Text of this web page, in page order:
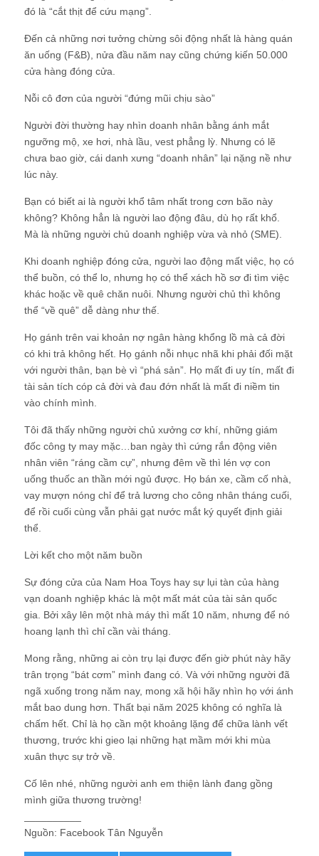
đó là “cắt thịt để cứu mạng”.
Đến cả những nơi tưởng chừng sôi động nhất là hàng quán
ăn uống (F&B), nửa đầu năm nay cũng chứng kiến 50.000
cửa hàng đóng cửa.
Nỗi cô đơn của người “đứng mũi chịu sào”
Người đời thường hay nhìn doanh nhân bằng ánh mắt
ngưỡng mộ, xe hơi, nhà lầu, vest phẳng lỳ. Nhưng có lẽ
chưa bao giờ, cái danh xưng “doanh nhân” lại nặng nề như
lúc này.
Bạn có biết ai là người khổ tâm nhất trong cơn bão này
không? Không hẳn là người lao động đâu, dù họ rất khổ.
Mà là những người chủ doanh nghiệp vừa và nhỏ (SME).
Khi doanh nghiệp đóng cửa, người lao động mất việc, họ có
thể buồn, có thể lo, nhưng họ có thể xách hồ sơ đi tìm việc
khác hoặc về quê chăn nuôi. Nhưng người chủ thì không
thể “về quê” dễ dàng như thế.
Họ gánh trên vai khoản nợ ngân hàng khổng lồ mà cả đời
có khi trả không hết. Họ gánh nỗi nhục nhã khi phải đối mặt
với người thân, bạn bè vì “phá sản”. Họ mất đi uy tín, mất đi
tài sản tích cóp cả đời và đau đớn nhất là mất đi niềm tin
vào chính mình.
Tôi đã thấy những người chủ xưởng cơ khí, những giám
đốc công ty may mặc…ban ngày thì cứng rắn động viên
nhân viên “ráng cầm cự”, nhưng đêm về thì lén vợ con
uống thuốc an thần mới ngủ được. Họ bán xe, cầm cố nhà,
vay mượn nóng chỉ để trả lương cho công nhân tháng cuối,
để rồi cuối cùng vẫn phải gạt nước mắt ký quyết định giải
thể.
Lời kết cho một năm buồn
Sự đóng cửa của Nam Hoa Toys hay sự lụi tàn của hàng
vạn doanh nghiệp khác là một mất mát của tài sản quốc
gia. Bởi xây lên một nhà máy thì mất 10 năm, nhưng để nó
hoang lạnh thì chỉ cần vài tháng.
Mong rằng, những ai còn trụ lại được đến giờ phút này hãy
trân trọng “bát cơm” mình đang có. Và với những người đã
ngã xuống trong năm nay, mong xã hội hãy nhìn họ với ánh
mắt bao dung hơn. Thất bại năm 2025 không có nghĩa là
chấm hết. Chỉ là họ cần một khoảng lặng để chữa lành vết
thương, trước khi gieo lại những hạt mầm mới khi mùa
xuân thực sự trở về.
Cố lên nhé, những người anh em thiện lành đang gồng
mình giữa thương trường!
Nguồn: Facebook Tân Nguyễn